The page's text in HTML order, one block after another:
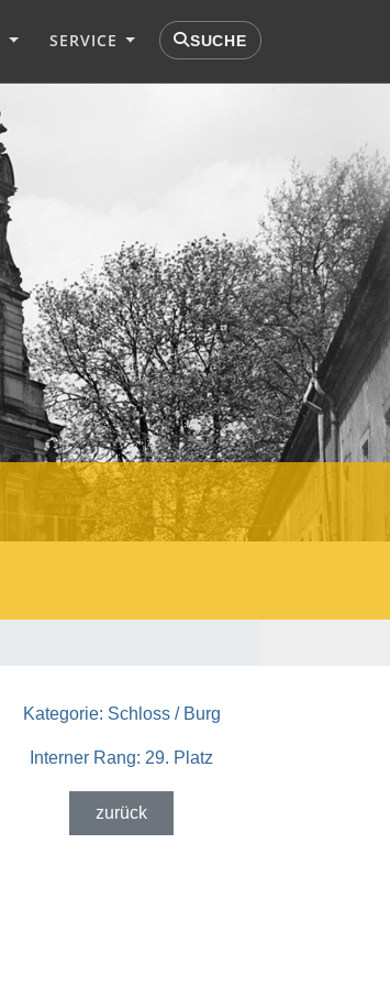
SERVICE SUCHE
Kategorie: Schloss / Burg
Interner Rang: 29. Platz
zurück